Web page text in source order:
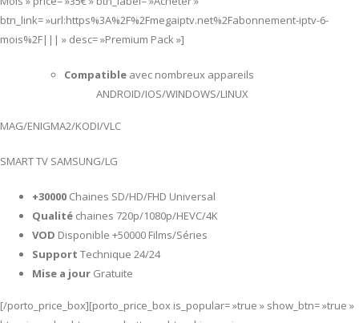
btn_link= »url:https%3A%2F%2Fmegaiptv.net%2Fabonnement-iptv-6-
mois%2F||| » desc= »Premium Pack »]
Compatible avec nombreux appareils
ANDROID/IOS/WINDOWS/LINUX
MAG/ENIGMA2/KODI/VLC
SMART TV SAMSUNG/LG
+30000 Chaines SD/HD/FHD Universal
Qualité chaines 720p/1080p/HEVC/4K
VOD Disponible +50000 Films/Séries
Support Technique 24/24
Mise a jour Gratuite
[/porto_price_box][porto_price_box is_popular= »true » show_btn= »true »